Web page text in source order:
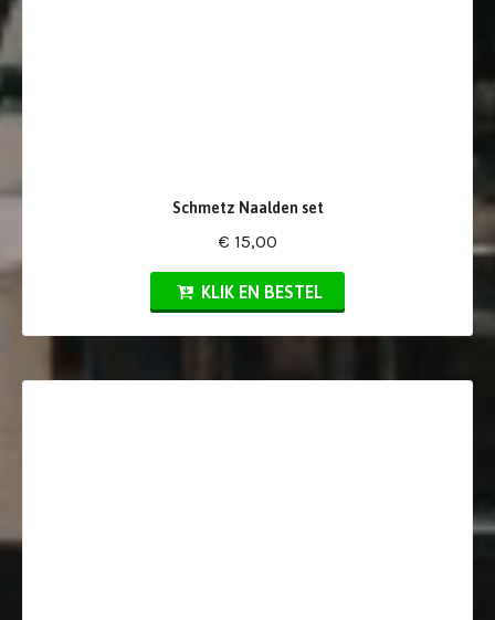
Schmetz Naalden set
€ 15,00
KLIK EN BESTEL